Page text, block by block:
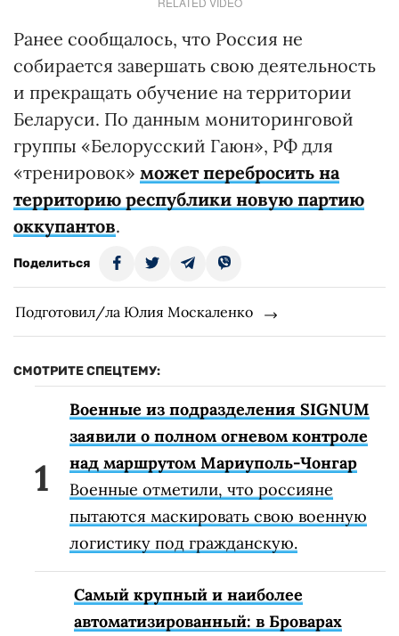
Ранее сообщалось, что Россия не
собирается завершать свою деятельность
и прекращать обучение на территории
Беларуси. По данным мониторинговой
группы «Белорусский Гаюн», РФ для
«тренировок» может перебросить на
территорию республики новую партию
оккупантов.
Поделиться
Подготовил/ла Юлия Москаленко
СМОТРИТЕ СПЕЦТЕМУ:
Военные из подразделения SIGNUM
заявили о полном огневом контроле
над маршрутом Мариуполь-Чонгар
Военные отметили, что россияне
пытаются маскировать свою военную
логистику под гражданскую.
Самый крупный и наиболее
автоматизированный: в Броварах